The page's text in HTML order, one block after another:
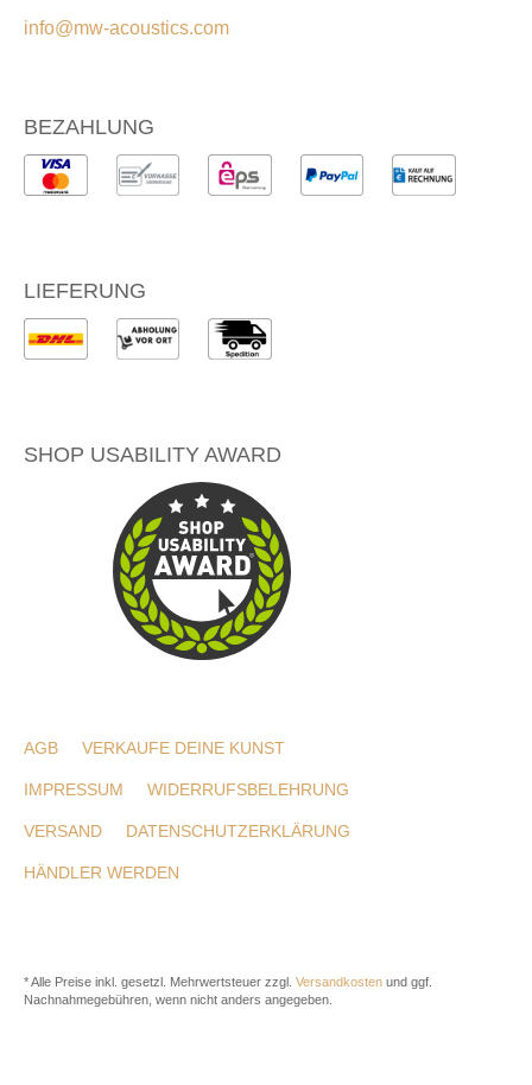
info@mw-acoustics.com
BEZAHLUNG
LIEFERUNG
SHOP USABILITY AWARD
AGB VERKAUFE DEINE KUNST
IMPRESSUM WIDERRUFSBELEHRUNG
VERSAND DATENSCHUTZERKLÄRUNG
HÄNDLER WERDEN
* Alle Preise inkl. gesetzl. Mehrwertsteuer zzgl. Versandkosten und ggf.
Nachnahmegebühren, wenn nicht anders angegeben.